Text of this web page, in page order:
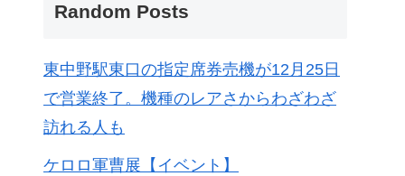
Random Posts
東中野駅東口の指定席券売機が12月25日
で営業終了。機種のレアさからわざわざ
訪れる人も
ケロロ軍曹展【イベント】